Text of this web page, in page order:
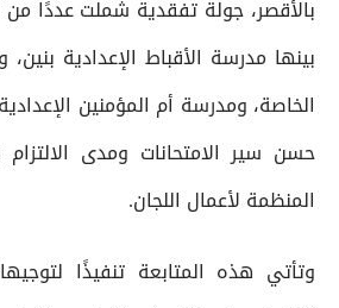
بالأقصر، جولة تفقدية شملت عددًا من
بينها مدرسة الأقباط الإعدادية
الخاصة، ومدرسة أم المؤمنين
حسن سير الامتحانات ومدى الالتزام
المنظمة لأعمال اللجان.
وتأتي هذه المتابعة تنفيذًا